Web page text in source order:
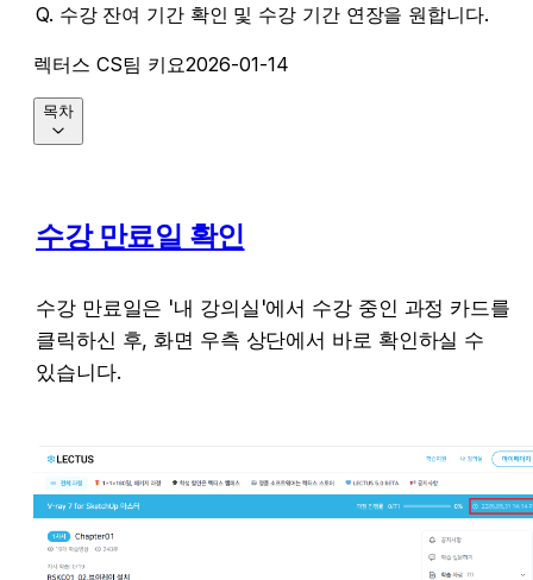
Q. 수강 잔여 기간 확인 및 수강 기간 연장을 원합니다.
렉터스 CS팀 키요2026-01-14
수강 만료일 확인
수강 만료일은 '내 강의실'에서 수강 중인 과정 카드를
클릭하신 후, 화면 우측 상단에서 바로 확인하실 수
있습니다.
목차